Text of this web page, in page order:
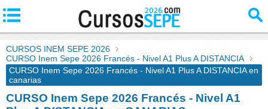
CURSOS INEM SEPE 2026
CURSO Inem Sepe 2026 Francés - Nivel A1 Plus A DISTANCIA
CURSO Inem Sepe 2026 Francés - Nivel A1 Plus A DISTANCIA en
canarias
CURSO Inem Sepe 2026 Francés - Nivel A1